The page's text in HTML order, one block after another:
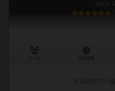
Stack